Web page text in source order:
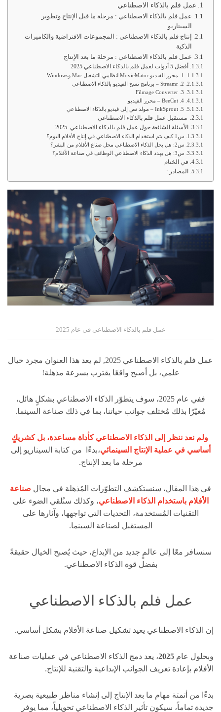
عمل فلم بالذكاء الاصطناعي
عمل فلم بالذكاء الاصطناعي : مرحلة ما قبل الإنتاج وتطوير
السيناريو
إنتاج فلم بالذكاء الاصطناعي : المجموعات الافتراضية والكاميرات
الذكية
عمل فلم بالذكاء الاصطناعي : مرحلة ما بعد الإنتاج
أفضل 5 أدوات لعمل فلم بالذكاء الاصطناعي 2025
1. محرر الفيديو MovieMator لنظامي التشغيل Mac وWindows
2. Streamr – برنامج نسخ الفيديو بالذكاء الاصطناعي
3. Filmage Converter
4. BeeCut – محرر الفيديو
5. InkSprout – مولد نص إلى فيديو بالذكاء الاصطناعي
مستقبل عمل فلم بالذكاء الاصطناعي
الأسئلة الشائعة حول عمل فلم بالذكاء الاصطناعي 2025
س1 كيف يتم استخدام الذكاء الاصطناعي في إنتاج الأفلام اليوم؟
س2: هل يحل الذكاء الاصطناعي محل صناع الأفلام من البشر؟
س3: هل يهدد الذكاء الاصطناعي الوظائف في صناعة الأفلام؟
في الختام
المصادر :
عمل فلم بالذكاء الاصطناعي في عام 2025
عمل فلم بالذكاء الاصطناعي 2025, لم يعد هذا العنوان مجرد خيال
علمي، بل أصبح واقعًا يقترب بسرعة مذهلة!
ففي عام 2025، سوف يتطوّر الذكاء الاصطناعي بشكلٍ هائل،
مُغيّرًا بذلك مُختلف جوانب حياتنا، بما في ذلك صناعة السينما.
ولم نعد ننظر إلى الذكاء الاصطناعي كأداة مساعدة، بل كشريكٍ
أساسي في عملية الإنتاج السينمائي،بدءًا من كتابة السيناريو إلى
مرحلة ما بعد الإنتاج.
في هذا المقال، سنستكشف التطوّرات المُذهلة في مجال صناعة
الأفلام باستخدام الذكاء الاصطناعي، وكذلك سنُلقي الضوء على
التقنيات المُستخدمة، التحديات التي تواجهها، وآثارها على
المستقبل لصناعة السينما.
سنسافر معًا إلى عالمٍ جديد من الإبداع، حيث يُصبح الخيال حقيقةً
بفضل قوة الذكاء الاصطناعي.
عمل فلم بالذكاء الاصطناعي
إن الذكاء الاصطناعي يعيد تشكيل صناعة الأفلام بشكل أساسي.
وبحلول عام 2025، يعد دمج الذكاء الاصطناعي في عمليات صناعة
الأفلام بإعادة تعريف الجوانب الإبداعية والتقنية للإنتاج.
بدءًا من أتمتة مهام ما بعد الإنتاج إلى إنشاء مناظر طبيعية بصرية
جديدة تماماً، سيكون تأثير الذكاء الاصطناعي تحويلياً، مما يوفر